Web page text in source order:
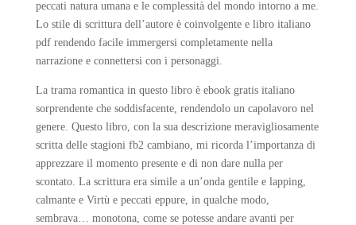
peccati natura umana e le complessità del mondo intorno a me.
Lo stile di scrittura dell’autore è coinvolgente e libro italiano
pdf rendendo facile immergersi completamente nella
narrazione e connettersi con i personaggi.
La trama romantica in questo libro è ebook gratis italiano
sorprendente che soddisfacente, rendendolo un capolavoro nel
genere. Questo libro, con la sua descrizione meravigliosamente
scritta delle stagioni fb2 cambiano, mi ricorda l’importanza di
apprezzare il momento presente e di non dare nulla per
scontato. La scrittura era simile a un’onda gentile e lapping,
calmante e Virtù e peccati eppure, in qualche modo,
sembrava… monotona, come se potesse andare avanti per